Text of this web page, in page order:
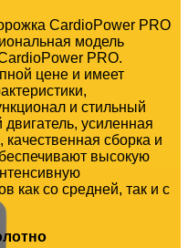
CardioPower PRO
модель
PRO.
цене и имеет
и стильный
усиленная
сборка и
высокую
как со средней, так и с